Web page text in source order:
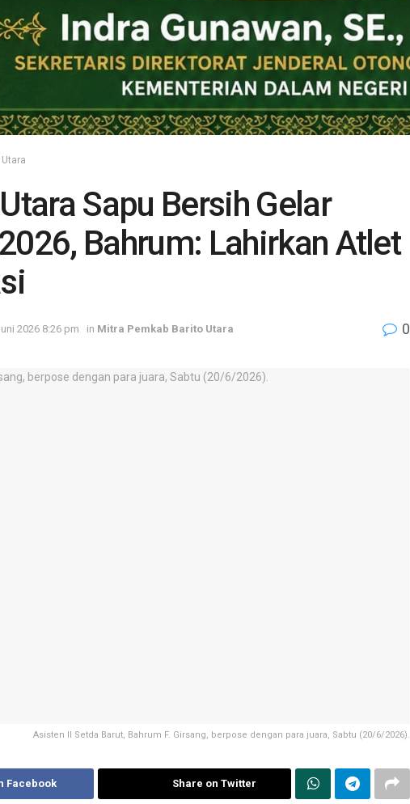
Sapu Bersih Gelar
Bahrum: Lahirkan Atlet
2026 8:26 pm in Mitra Pemkab Barito Utara 0
Asisten II Setda Barut, Bahrum F. Girsang, berpose dengan para juara, Sabtu (20/6/2026).
Facebook Share on Twitter